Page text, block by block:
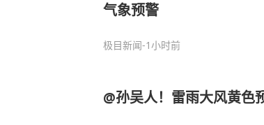
气象预警
极目新闻-1小时前
@孙吴人！雷雨大风黄色